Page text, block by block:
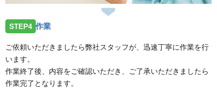
STEP4 作業
ご依頼いただきましたら弊社スタッフが、迅速丁寧に作業を行
います。
作業終了後、内容をご確認いただき、ご了承いただきましたら
作業完了となります。